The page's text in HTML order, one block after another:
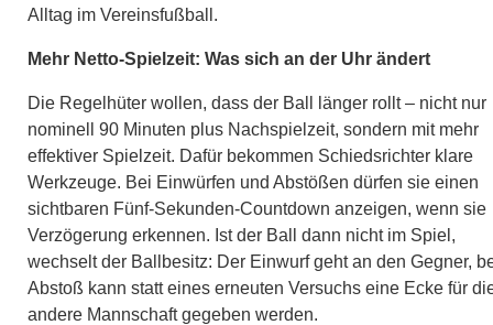
Alltag im Vereinsfußball.
Mehr Netto-Spielzeit: Was sich an der Uhr ändert
Die Regelhüter wollen, dass der Ball länger rollt – nicht nur
nominell 90 Minuten plus Nachspielzeit, sondern mit mehr
effektiver Spielzeit. Dafür bekommen Schiedsrichter klare
Werkzeuge. Bei Einwürfen und Abstößen dürfen sie einen
sichtbaren Fünf-Sekunden-Countdown anzeigen, wenn sie
Verzögerung erkennen. Ist der Ball dann nicht im Spiel,
wechselt der Ballbesitz: Der Einwurf geht an den Gegner,
Abstoß kann statt eines erneuten Versuchs eine Ecke für
andere Mannschaft gegeben werden.